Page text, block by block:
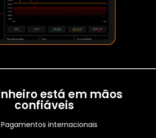
está em mãos
confiáveis
internacionais